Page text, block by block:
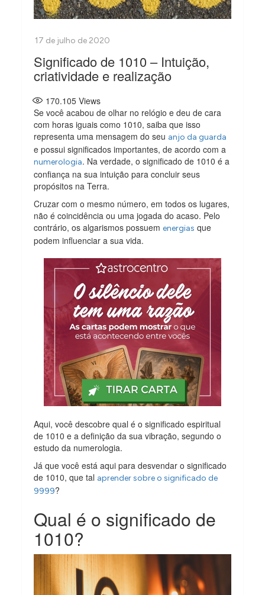
Significado de 1010 – Intuição,
criatividade e realização
170.105 Views
Se você acabou de olhar no relógio e deu de cara
com horas iguais como 1010, saiba que isso
representa uma mensagem do seu anjo da guarda
e possui significados importantes, de acordo com a
numerologia. Na verdade, o significado de 1010 é a
confiança na sua intuição para concluir seus
propósitos na Terra.
Cruzar com o mesmo número, em todos os lugares,
não é coincidência ou uma jogada do acaso. Pelo
contrário, os algarismos possuemenergias que
podem influenciar a sua vida.
Aqui, você descobre qual é o significado espiritual
de 1010 e a definição da sua vibração, segundo o
estudo da numerologia.
Já que você está aqui para desvendar o significado
de 1010, que tal aprender sobre o significado de
9999?
Qual é o significado de
1010?